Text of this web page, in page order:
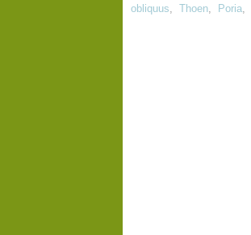
obliquus, Thoen, Poria,